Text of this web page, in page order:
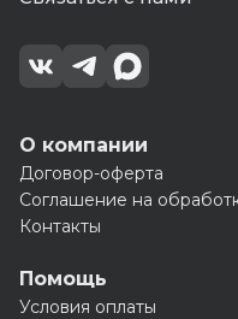
О компании
Договор-оферта
Соглашение на
Контакты
Помощь
Условия оплаты